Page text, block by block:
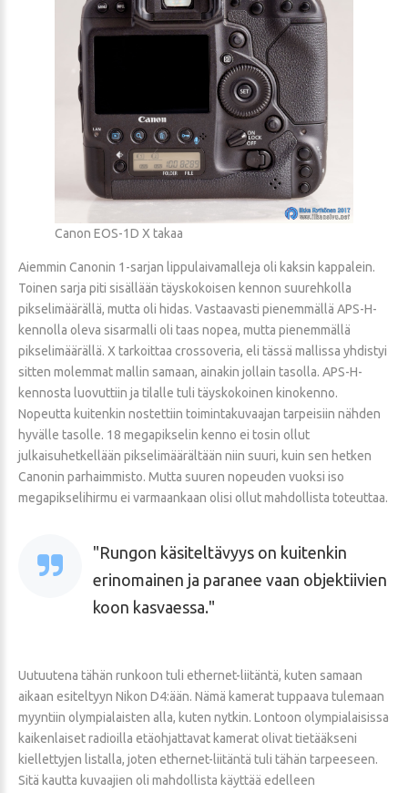
Canon EOS-1D X takaa
Aiemmin Canonin 1-sarjan lippulaivamalleja oli kaksin kappalein.
Toinen sarja piti sisällään täyskokoisen kennon suurehkolla
pikselimäärällä, mutta oli hidas. Vastaavasti pienemmällä APS-H-
kennolla oleva sisarmalli oli taas nopea, mutta pienemmällä
pikselimäärällä. X tarkoittaa crossoveria, eli tässä mallissa yhdistyi
sitten molemmat mallin samaan, ainakin jollain tasolla. APS-H-
kennosta luovuttiin ja tilalle tuli täyskokoinen kinokenno.
Nopeutta kuitenkin nostettiin toimintakuvaajan tarpeisiin nähden
hyvälle tasolle. 18 megapikselin kenno ei tosin ollut
julkaisuhetkellään pikselimäärältään niin suuri, kuin sen hetken
Canonin parhaimmisto. Mutta suuren nopeuden vuoksi iso
megapikselihirmu ei varmaankaan olisi ollut mahdollista toteuttaa.
Rungon käsiteltävyys on kuitenkin
erinomainen ja paranee vaan objektiivien
koon kasvaessa.
Uutuutena tähän runkoon tuli ethernet-liitäntä, kuten samaan
aikaan esiteltyyn Nikon D4:ään. Nämä kamerat tuppaava tulemaan
myyntiin olympialaisten alla, kuten nytkin. Lontoon olympialaisissa
kaikenlaiset radioilla etäohjattavat kamerat olivat tietääkseni
kiellettyjen listalla, joten ethernet-liitäntä tuli tähän tarpeeseen.
Sitä kautta kuvaajien oli mahdollista käyttää edelleen